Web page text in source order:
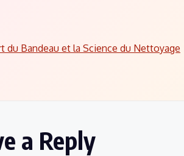
du Bandeau et la Science du Nettoyage
a Reply